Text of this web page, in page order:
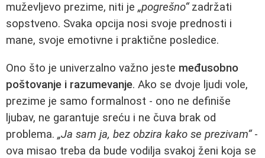
muževljevo prezime, niti je „pogrešno“zadržati
sopstveno. Svaka opcija nosi svoje prednosti i
mane, svoje emotivne i praktične posledice.
Ono što je univerzalno važno jeste međusobno
poštovanje i razumevanje. Ako se dvoje ljudi vole,
prezime je samo formalnost - ono ne definiše
ljubav, ne garantuje sreću i ne čuva brak od
problema. „Ja sam ja, bez obzira kako se prezivam“-
ova misao treba da bude vodilja svakoj ženi koja se